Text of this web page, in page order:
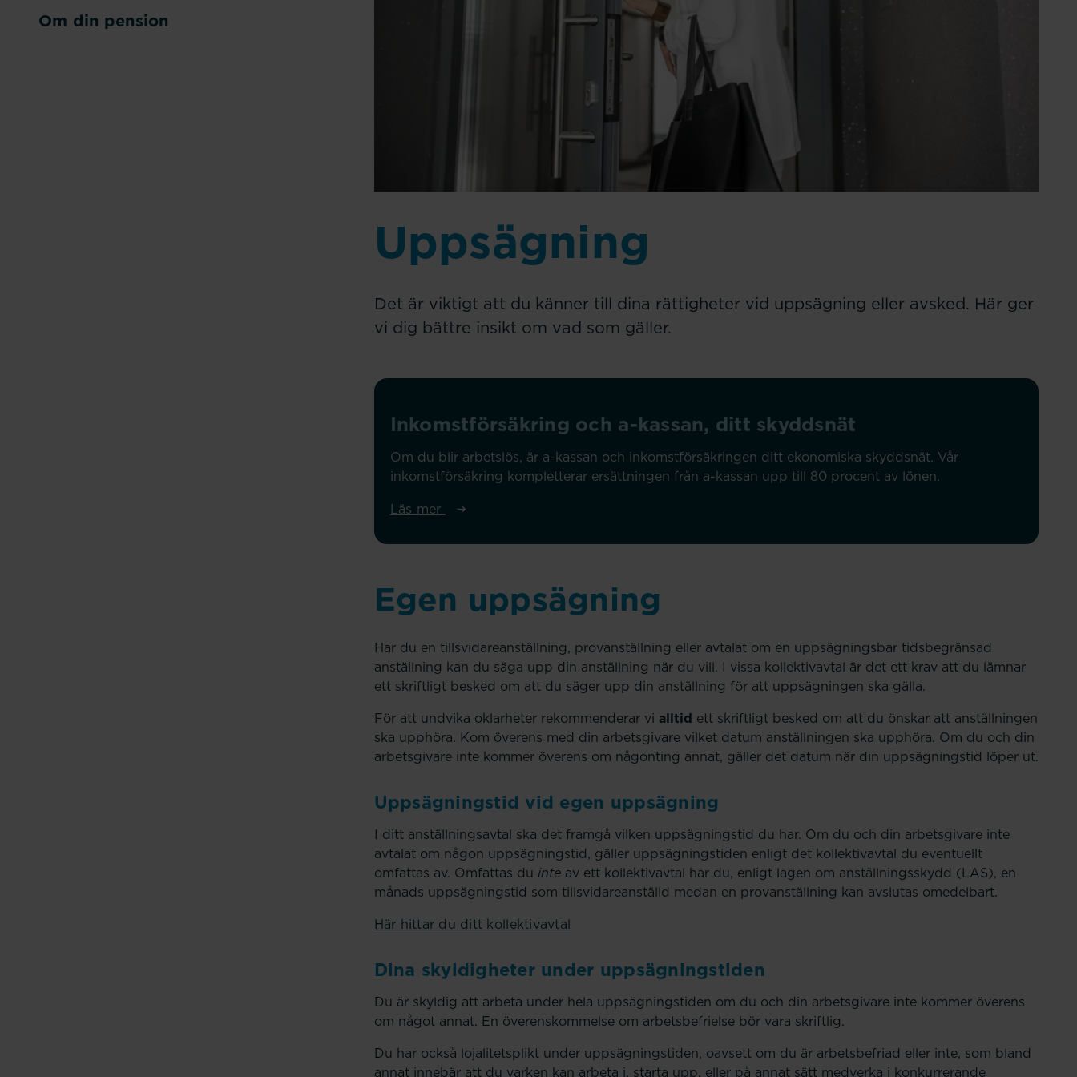
Om din pension
Uppsägning
Det är viktigt att du känner till dina rättigheter vid uppsägning eller avsked. Här ger
vi dig bättre insikt om vad som gäller.
Inkomstförsäkring och a-kassan, ditt skyddsnät
Om du blir arbetslös, är a-kassan och inkomstförsäkringen ditt ekonomiska skyddsnät. Vår
inkomstförsäkring kompletterar ersättningen från a-kassan upp till 80 procent av lönen.
Läs mer
Egen uppsägning
Har du en tillsvidareanställning, provanställning eller avtalat om en uppsägningsbar tidsbegränsad
anställning kan du säga upp din anställning när du vill. I vissa kollektivavtal är det ett krav att du lämnar
ett skriftligt besked om att du säger upp din anställning för att uppsägningen ska gälla.
För att undvika oklarheter rekommenderar vi alltid ett skriftligt besked om att du önskar att anställningen
ska upphöra. Kom överens med din arbetsgivare vilket datum anställningen ska upphöra. Om du och din
arbetsgivare inte kommer överens om någonting annat, gäller det datum när din uppsägningstid löper ut.
Uppsägningstid vid egen uppsägning
I ditt anställningsavtal ska det framgå vilken uppsägningstid du har. Om du och din arbetsgivare inte
avtalat om någon uppsägningstid, gäller uppsägningstiden enligt det kollektivavtal du eventuellt
omfattas av. Omfattas du inte av ett kollektivavtal har du, enligt lagen om anställningsskydd (LAS), en
månads uppsägningstid som tillsvidareanställd medan en provanställning kan avslutas omedelbart.
Här hittar du ditt kollektivavtal
Dina skyldigheter under uppsägningstiden
Du är skyldig att arbeta under hela uppsägningstiden om du och din arbetsgivare inte kommer överens
om något annat. En överenskommelse om arbetsbefrielse bör vara skriftlig.
Du har också lojalitetsplikt under uppsägningstiden, oavsett om du är arbetsbefriad eller inte, som bland
annat innebär att du varken kan arbeta i, starta upp, eller på annat sätt medverka i konkurrerande